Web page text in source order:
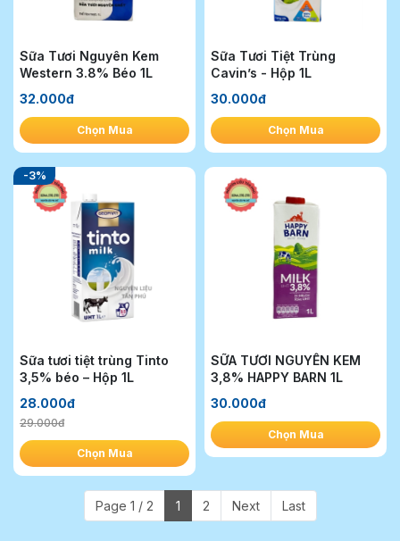
Sữa Tươi Nguyên Kem
Western 3.8% Béo 1L
32.000đ
Chọn Mua
Sữa Tươi Tiệt Trùng
Cavin’s - Hộp 1L
30.000đ
Chọn Mua
Sữa tươi tiệt trùng Tinto
3,5% béo – Hộp 1L
28.000đ
29.000đ
-3%
Chọn Mua
SỮA TƯƠI NGUYÊN KEM
3,8% HAPPY BARN 1L
30.000đ
Chọn Mua
Page 1 / 2 1 2 Next Last